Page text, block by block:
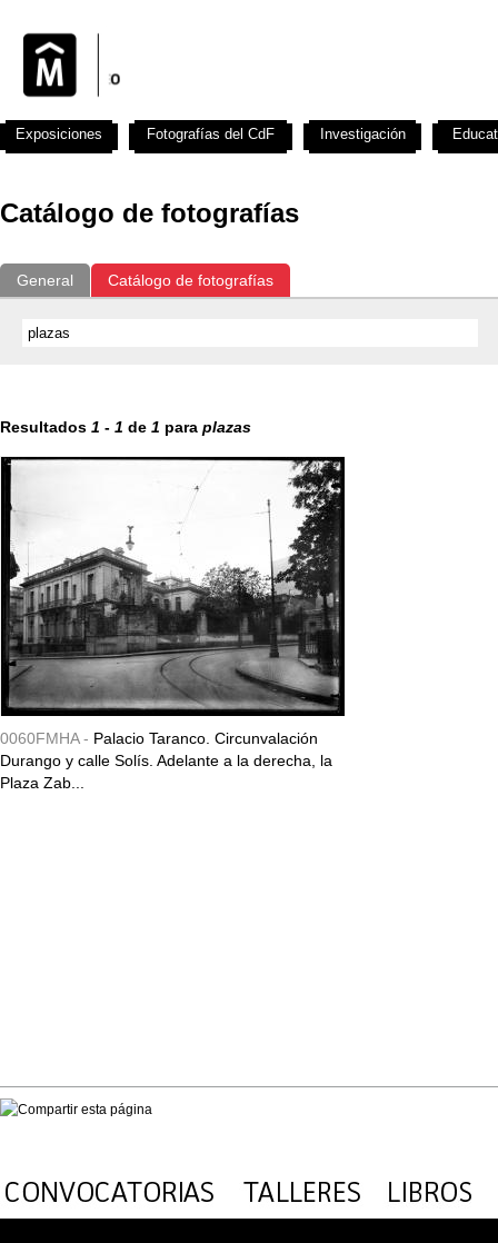
Catálogo de fotografías
General Catálogo de fotografías
Resultados 1 - 1 de 1 para plazas
0060FMHA - Palacio Taranco. Circunvalación
Durango y calle Solís. Adelante a la derecha, la
Plaza Zab...
Exposiciones Fotografías del CdF Investigación